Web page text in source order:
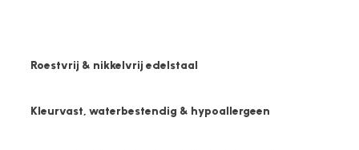
Roestvrij & nikkelvrij edelstaal
Kleurvast, waterbestendig & hypoallergeen